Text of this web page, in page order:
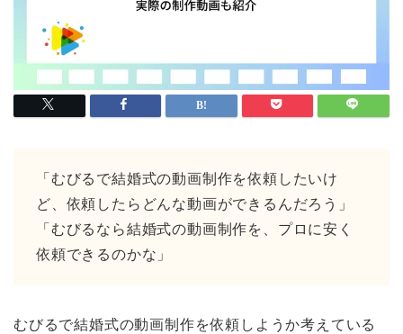
「むびるで結婚式の動画制作を依頼したいけ
ど、依頼したらどんな動画ができるんだろう」
「むびるなら結婚式の動画制作を、プロに安く
依頼できるのかな」
むびるで結婚式の動画制作を依頼しようか考えている